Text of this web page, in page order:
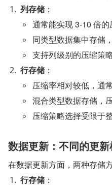
列存储 ：
通常能实现 3-10 倍
同类型数据集中存储
支持列级别的压缩策
行存储 ：
压缩率相对较低，通
混合类型数据存储，
压缩策略选择受限于
数据更新：不同的更
在数据更新方面，两种存储
行存储 ：